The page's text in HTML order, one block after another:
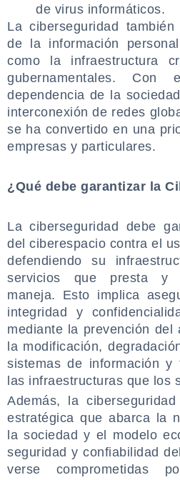
de virus informáticos.
La ciberseguridad
de la información
como la infraestructura
gubernamentales.
dependencia de la
interconexión de redes
se ha convertido en una
empresas y particulares.
¿Qué debe garantizar la
La ciberseguridad debe
del ciberespacio contra el
defendiendo su
servicios que presta y
maneja. Esto implica
integridad y
mediante la prevención del
la modificación,
sistemas de información y
las infraestructuras que los
Además, la
estratégica que abarca la
la sociedad y el modelo
seguridad y confiabilidad
verse comprometidas